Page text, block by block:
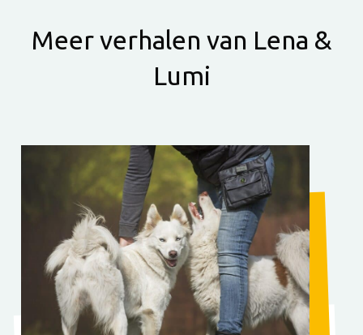
Meer verhalen van Lena &
Lumi